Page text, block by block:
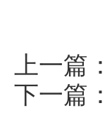
上一篇：
下一篇：